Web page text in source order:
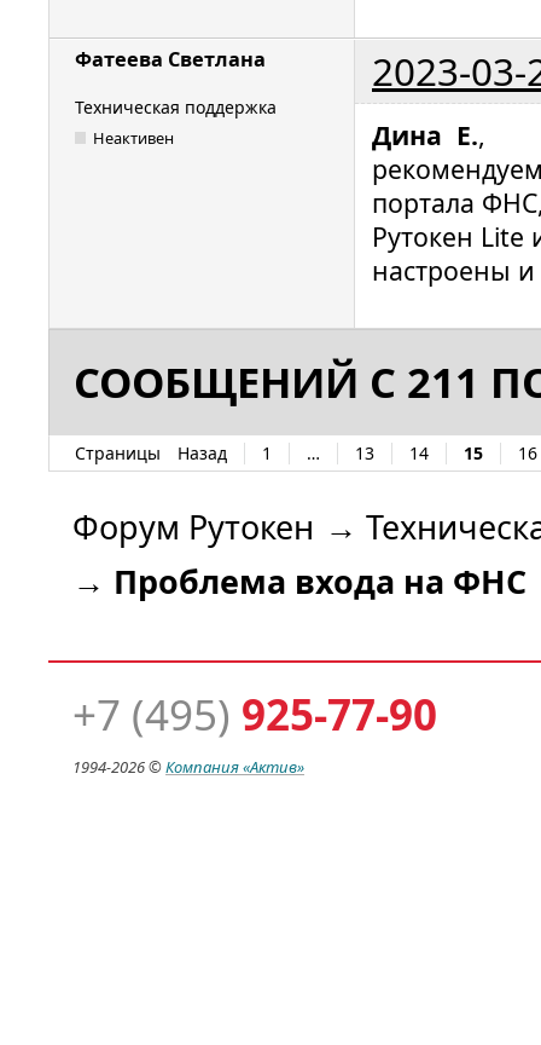
Фатеева Светлана 2023-03-
Техническая поддержка
Неактивен Дина Е.,
портала
Рутокен
настроены и
СООБЩЕНИЙ С 211
Страницы Назад 1 … 13 14 15 16
Форум Рутокен →
→ Проблема входа на ФНС
+7 (495) 925-77-90
1994-2026 ©Компания«Актив»